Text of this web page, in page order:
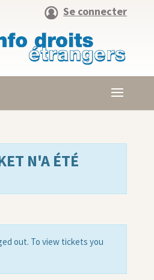
Se connecter
N'A ÉTÉ
out. To view tickets you